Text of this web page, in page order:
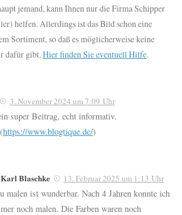
jemand, kann Ihnen nur die Firma Schipper
helfen. Allerdings ist das Bild schon eine
Sortiment, so daß es möglicherweise keine
dafür gibt.Hier finden Sie eventuell Hilfe.
3. November 2024 um 7:09 Uhr
super Beitrag, echt informativ.
https://www.blogtique.de/)
Blaschke 13. Februar 2025 um 1:13 Uhr
malen ist wunderbar. Nach 4 Jahren konnte ich
noch malen. Die Farben waren noch